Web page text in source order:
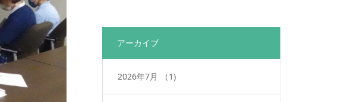
アーカイブ
2026年7月 （1)